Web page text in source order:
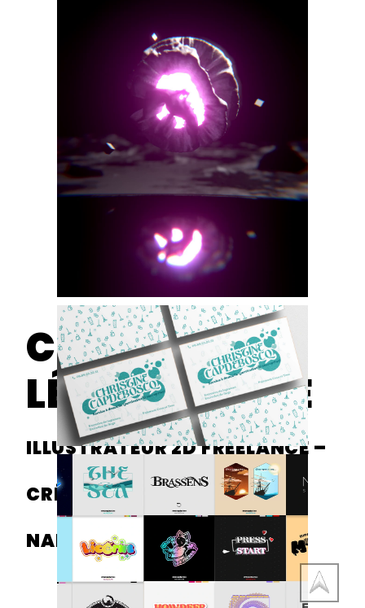
CHRIS­TOPHE
LÉON ­SOUALLE
ILLUSTRATEUR 2D FREELANCE –
CRÉATION D’UNIVERS
NARRATIFS